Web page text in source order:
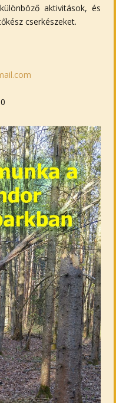
aktivitások, és
cserkészeket.